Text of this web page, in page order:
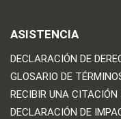
ASISTENCIA
DECLARACIÓN DE
GLOSARIO DE
RECIBIR UNA
DECLARACIÓN DE